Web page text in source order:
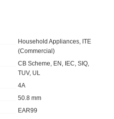
Household Appliances, ITE
(Commercial)
CB Scheme, EN, IEC, SIQ,
TUV, UL
4A
50.8 mm
EAR99